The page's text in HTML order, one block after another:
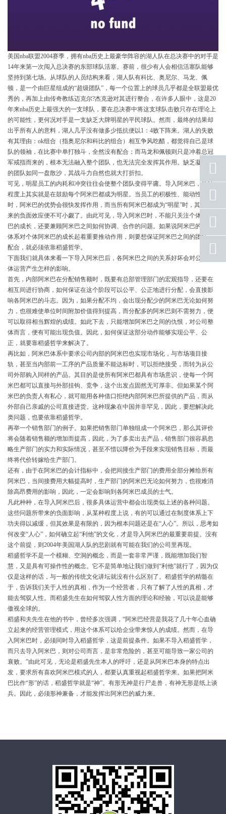
美国nba联盟2004赛季，拥有nba历史上最豪华阵容的湖人队在总决赛中的对手是
14年来第一次闯入总决赛的东部球队活塞。赛前，很少有人会相信活塞队能够
坚持到第七场。从球队的人员结构来看，湖人队有科比、奥尼尔、马龙、佩
顿，是一个由巨星组成的“超级团队”，每一个位置上的球员几乎都是全联盟最优
秀的，再加上由传奇教练迈克尔?杰克逊对其进行整合，在许多人眼中，这是20
年来nba历史上最强大的一支球队，要在总决赛中将这支球队击败只存在理论上
的可能性，更何况对手是一支缺乏大牌明星的平民球队。然而，最终的结果却
出乎所有人的意料，湖人几乎没有做多少抵抗便以1：4败下阵来。湖人的失败
有其理由：ok组合（指奥尼尔和科比的组合）相互争风吃醋，都觉得自己是球
队的领袖，在比赛中单打独斗，全然没有配合；而马龙和佩顿则只是冲着总冠
军戒指而来的，根本无法融入整个团队，也无法完全发挥其作用。缺乏凝聚力
的团队如同一盘散沙，其战斗力自然也就大打折扣。
可见，明星员工的内耗和冲突往往会使整个团队变得平庸。导入阿米巴，某种
程度上其实就是在鼓励每个阿米巴都成为明星。当员工的积极性、能动性低下
时，阿米巴的优势会很快发挥作用，而当所有阿米巴都成为“明星”时，其可能带
来的负面效应便不可小觑了。由此可见，导入阿米巴时，不能只关注个体阿米
巴的成长，还要兼顾阿米巴之间如何协调、合作的问题。如果说阿米巴的经营
体系对个体阿米巴的成长起着重要推动作用，则要想保证阿米巴之间的团结、
配合，就必须依靠稻盛哲学。
下面我们就具体来看一下导入阿米巴后，各阿米巴之间的关系好坏会对公司整
体运营产生怎样的影响。
首先，内部阿米巴在分配销售额时，既要有总部管理部门的宏观指导，还要在
相互间进行协商，如何保证在这个阶段可以公平、公正地进行分配，会直接影
响各阿米巴的斗志。因为，如果分配不均，会出现分配少的阿米巴无论如何努
力，也很难使单位时间附加价值得到提高，而分配多的阿米巴则不需努力，便
可以取得相当辉煌的成绩。如此下去，只能增加阿米巴之间的仇恨，对公司整
体而言，便有可能出现负值。因此，如何保证这部分动作能够实现公平、公
正，就要靠稻盛哲学来解决了。
再比如，阿米巴体系中要求公司内部的阿米巴也实现市场化，与市场项目接
轨，甚至当内部前一工序的产品质量不能达标时，可以拒绝接受，而转为从公
司外部购入同样的产品。其目的是使所有阿米巴都具有市场意识，使每一个阿
米巴都可以直接与外部挂钩、竞争，这个出发点固然无可厚非。但如果某个阿
米巴的负责人有私心，就可能用各种借口拒绝内部阿米巴所提供的产品，而从
外部自己亲戚的公司直接进货。这种现象在中国并非罕见，因此，要想解决此
类问题，也要依靠稻盛哲学。
再举一个销售部门的例子。如果把销售部门单独组成一个阿米巴，那么其评价
将会随着销售额的增加而提高，因此，为了多卖出去产品，销售部门很容易忽
略生产部门的实力和实际情况，甚至不惜以降价为手段来实现销售目标，而最
终将代价转嫁给生产部门。
还有，由于在阿米巴的会计指标中，会把间接生产部门的费用全部分摊给所有
阿米巴，当间接费用大幅提高时，生产部门的阿米巴无论如何努力，也很难消
除高昂费用的影响，因此，一定会影响到各阿米巴成员的士气。
凡此种种，在导入阿米巴后，很多具体运营中都会出现类似上述的各种问题。
这些问题所带来的负面影响，从某种程度上说，有的可以通过在制度体系上下
功夫得以减缓，但其效果是有限的，因为根本问题还是在“人心”。所以，思考如
何改变“人心”，如何确立起“利他”的文化，才是导入阿米巴的最重要前提。没有
这个前提，则2004年美国湖人队的悲剧就有可能在我们的公司里再现。
稻盛哲学不是一个模糊、空洞的概念，而是一套非常严谨，既能增加我们智
慧，又是具有可操作性的概念。它不是简单地让我们做到“利他”就行了，因为仅
仅是这样的话，与一般的传统文化讲坛就没有什么区别了。稻盛哲学的精髓在
于，告诉我们关于人性的真相，作为一个经营者，只有了解了人性的真相，才
能去驾驭人性。而稻盛先生在如何驾驭人性方面的理论和经验，可以说是能够
傲视全球的。
稻盛和夫先生在他的书中，曾经多次强调，“阿米巴经营是我花了几十年心血确
立起来的经营管理模式，用这个体系可以给企业带来惊人的成绩。然而，在导
入阿米巴时，必须同时导入稻盛哲学，这是前提条件。如果不导入稻盛哲学，
而只去导入阿米巴，则对公司而言，是非常危险的，甚至可能导致一家公司的
衰败。”由此可见，无论是稻盛先生本人的呼吁，还是从阿米巴本身的特点出
发，要求所有喜欢阿米巴模式的人，都要认真重视起稻盛哲学来。如果把阿米
巴比作“形”的话，稻盛哲学就是“神”。有形无神是行尸走兽，有神无形是纸上谈
兵。因此，必须形神兼备，才能发挥出阿米巴的威力来。
座机
号码
手机
号码
qq
联系
顶部